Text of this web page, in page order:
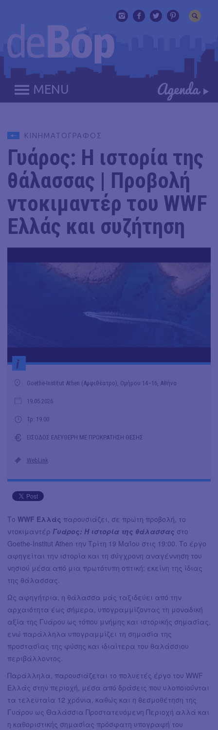
MENU
ΚΙΝΗΜΑΤΟΓΡΑΦΟΣ
Γυάρος: Η ιστορία της
θάλασσας | Προβολή
ντοκιμαντέρ του WWF
Eλλάς και συζήτηση
i
Goethe-Institut Athen (Αμφιθέατρο), Ομήρου 14–16, Αθήνα
19.05.2026
Τρ: 19.00
ΕΙΣΟΔΟΣ ΕΛΕΥΘΕΡΗ ΜΕ ΠΡΟΚΡΑΤΗΣΗ ΘΕΣΗΣ
WebLink
Το WWF Ελλάς παρουσιάζει, σε πρώτη προβολή, το
ντοκιμαντέρ Γυάρος: Η ιστορία της θάλασσας στο
Goethe-Institut Athen την Τρίτη 19 Μαΐου στις 19:00. Το έργο
αφηγείται την ιστορία και τη σύγχρονη αναγέννηση του
νησιού μέσα από μια πρωτότυπη οπτική: εκείνη της ίδιας
της θάλασσας.
Ως αφηγήτρια, η θάλασσα μάς ταξιδεύει από την
αρχαιότητα έως σήμερα, υπογραμμίζοντας τη μοναδική
αξία της Γυάρου ως τόπου μνήμης και ιστορικής σημασίας,
ενώ παράλληλα υπογραμμίζει τη σημασία της
προστασίας της φύσης και ιδιαίτερα του θαλάσσιου
περιβάλλοντος.
Παράλληλα, παρουσιάζεται το πολυετές έργο του WWF
Ελλάς στην περιοχή, μέσα από δράσεις που υλοποιούνται
τα τελευταία 12 χρόνια, καθώς και η θεσμοθέτηση της
Γυάρου ως Θαλάσσια Προστατευόμενη Περιοχή αλλά και
η καθοριστικής σημασίας πρόσφατη υπογραφή του